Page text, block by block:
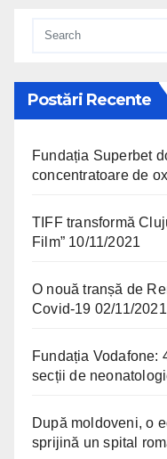
Postări Recente
Fundația Superbet
concentratoare de
TIFF transformă
Film” 10/11/2021
O nouă tranșă de
Covid-19 02/11/2021
Fundația Vodafone:
secții de
După moldoveni, o
sprijină un spital